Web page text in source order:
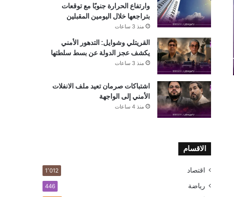
وارتفاع الحرارة جنوبًا مع توقعات
بتراجعها خلال اليومين المقبلين
منذ 3 ساعات
القريتلي وشوايل: التدهور الأمني
يكشف عجز الدولة عن بسط سلطتها
منذ 3 ساعات
اشتباكات صرمان تعيد ملف الانفلات
الأمني إلى الواجهة
منذ 4 ساعات
الاقسام
اقتصاد 1٬012
رياضة 446